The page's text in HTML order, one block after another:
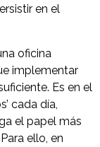
en el
oficina
implementar
Es en el
cada día,
el papel más
ello, en